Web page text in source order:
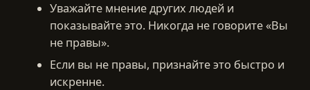
Уважайте мнение других людей и
показывайте это. Никогда не говорите «Вы
не правы».
Если вы не правы, признайте это быстро и
искренне.